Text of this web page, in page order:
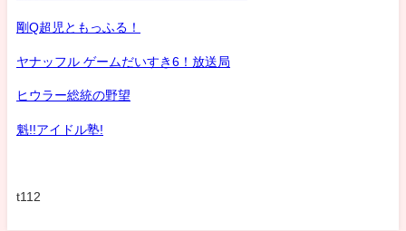
剛Q超児ともっふる！
ヤナッフル ゲームだいすき6！放送局
ヒウラー総統の野望
魁!!アイドル塾!
t112